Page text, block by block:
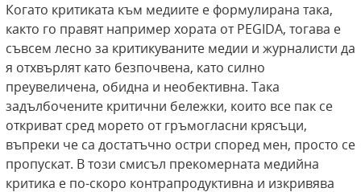
Когато критиката към медиите е формулирана така,
както го правят например хората от PEGIDA, тогава е
съвсем лесно за критикуваните медии и журналисти да
я отхвърлят като безпочвена, като силно
преувеличена, обидна и необективна. Така
задълбочените критични бележки, които все пак се
откриват сред морето от гръмогласни крясъци,
въпреки че са достатъчно остри според мен, просто се
пропускат. В този смисъл прекомерната медийна
критика е по-скоро контрапродуктивна и изкривява